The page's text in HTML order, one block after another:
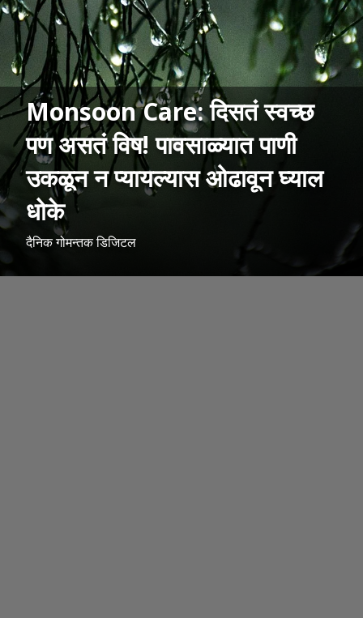
Monsoon Care: दिसतं स्वच्छ
पण असतं विष! पावसाळ्यात पाणी
उकळून न प्यायल्यास ओढावून घ्याल
धोके
दैनिक गोमन्तक डिजिटल